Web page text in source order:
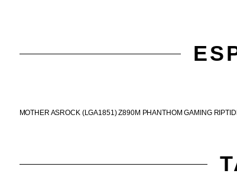
MOTHER ASROCK (LGA1851) Z890M PHANTHOM GAMING